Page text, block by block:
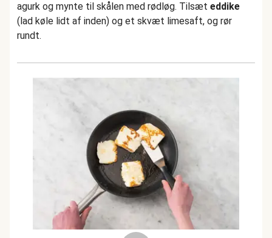
agurk og mynte til skålen med rødløg. Tilsæt eddike
(lad køle lidt af inden) og et skvæt limesaft, og rør
rundt.